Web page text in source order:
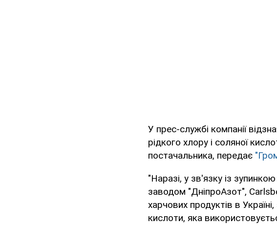
У прес-службі компанії
рідкого хлору і соляної
постачальника, передає
"Наразі, у зв'язку із
заводом "ДніпроАзот",
харчових продуктів в
кислоти, яка